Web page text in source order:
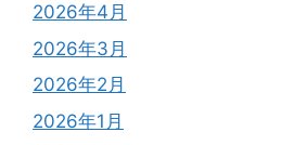
2026年4月
2026年3月
2026年2月
2026年1月